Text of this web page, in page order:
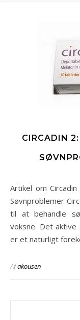
CIRCADIN
Artikel om Circadin 2 Circadin 2: En Effektiv Behandling af
Søvnproblemer
til at behandle
voksne. Det aktive
er et naturligt
Afakousen